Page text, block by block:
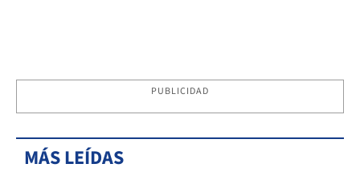
PUBLICIDAD
MÁS LEÍDAS